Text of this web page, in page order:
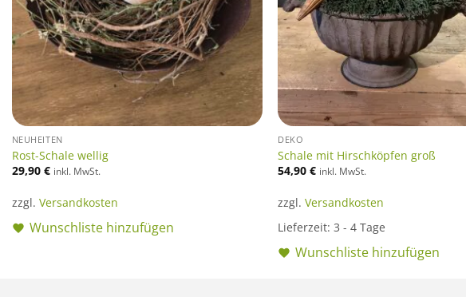
NEUHEITEN
Rost-Schale wellig
29,90 € inkl. MwSt.
zzgl. Versandkosten
Wunschliste hinzufügen
DEKO
Schale mit Hirschköpfen groß
54,90€ inkl. MwSt.
zzgl.Versandkosten
Lieferzeit:3 - 4 Tage
Wunschliste hinzufügen